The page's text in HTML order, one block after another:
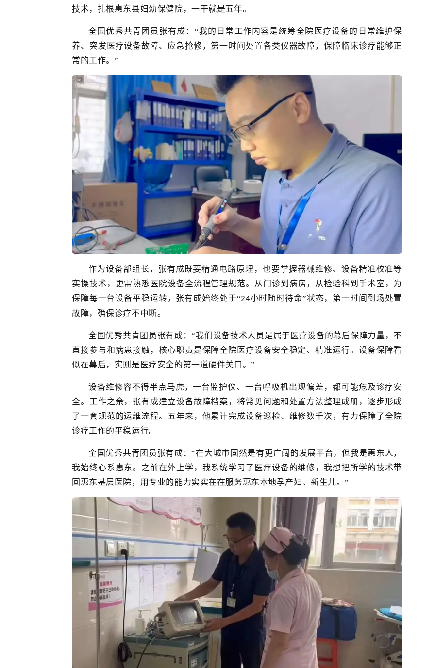
技术，扎根惠东县妇幼保健院，一干就是五年。
全国优秀共青团员 张有成：“我的日常工作内容是统筹全院医疗设备的日常维护保
养、突发医疗设备故障、应急抢修，第一时间处置各类仪器故障，保障临床诊疗能够正
常的工作。”
作为设备部组长，张有成既要精通电路原理，也要掌握器械维修、设备精准校准等
实操技术， 更需熟悉 医院设备全流程管理规范。从门诊到病房，从检验科到 手术室 ， 为
保障每一台设备平稳运转，张有成始终处于“24小时随时待命”状态，第一时间 到场处置
故障， 确保诊疗不中断。
全国优秀共青团员 张有成：“我们设备技术人员是属于医疗设备的幕后保障力量，不
直接参与和病患接触，核心职责是保障全院医疗设备安全稳定、精准运行。设备保障看
似在幕后，实则是医疗安全的第一道硬件关口。”
设备维修容不得半点马虎，一台监护仪、一台呼吸机出现偏差，都可能危及诊疗安
全。工作之余， 张有成建立设备故障档案，将常见问题和处置方法整理成册，逐步形成
了一套规范的运维流程。五年来，他累计完成设备巡检、维修数千次，有力保障了全院
诊疗工作的平稳运行。
全国优秀共青团员 张有成：“在大城市固然是有更广阔的发展平台，但我是惠东人，
我始终心系惠东。之前在外上学，我系统学习了医疗设备的维修，我想把所学的技术带
回惠东基层医院， 用专业的能力实实在在服务惠东本地孕产妇、新生儿。”